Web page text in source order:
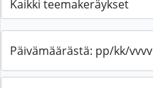
Päivämäärästä: pp/kk/vvvv